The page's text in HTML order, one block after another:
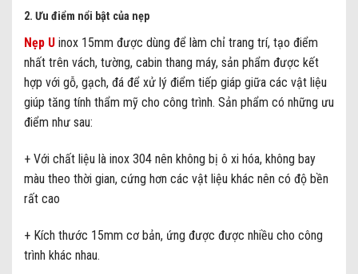
2. Ưu điểm nổi bật của nẹp
Nẹp U inox 15mm được dùng để làm chỉ trang trí, tạo điểm
nhất trên vách, tường, cabin thang máy, sản phẩm được kết
hợp với gỗ, gạch, đá để xử lý điểm tiếp giáp giữa các vật liệu
giúp tăng tính thẩm mỹ cho công trình. Sản phẩm có những ưu
điểm như sau:
+ Với chất liệu là inox 304 nên không bị ô xi hóa, không bay
màu theo thời gian, cứng hơn các vật liệu khác nên có độ bền
rất cao
+ Kích thước 15mm cơ bản, ứng được được nhiều cho công
trình khác nhau.